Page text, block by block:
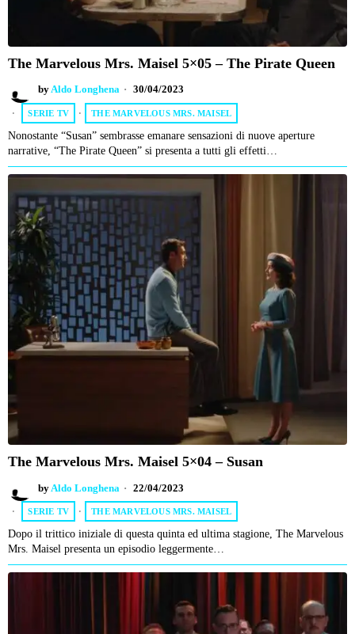
The Marvelous Mrs. Maisel 5×05 – The Pirate Queen
byAldo Longhena 30/04/2023
SERIE TV · THE MARVELOUS MRS. MAISEL
Nonostante “Susan” sembrasse emanare sensazioni di nuove aperture
narrative, “The Pirate Queen” si presenta a tutti gli effetti…
The Marvelous Mrs. Maisel 5×04 – Susan
byAldo Longhena 22/04/2023
SERIE TV · THE MARVELOUS MRS. MAISEL
Dopo il trittico iniziale di questa quinta ed ultima stagione, The Marvelous
Mrs. Maisel presenta un episodio leggermente…